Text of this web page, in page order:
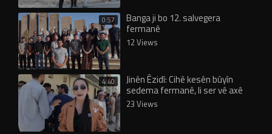
0:57 Banga ji bo 12. salvegera
fermanê
12 Views
4:40 Jinên Êzidî: Cihê kesên bûyîn
sedema fermanê, li ser vê axê
nîne!
23 Views